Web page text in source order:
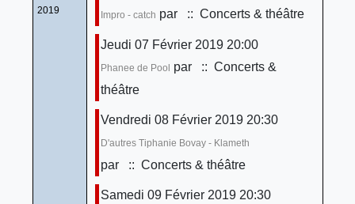
2019
Impro - catch par :: Concerts & théâtre
Jeudi 07 Février 2019 20:00
Phanee de Pool par
:: Concerts &
théâtre
Vendredi 08 Février 2019 20:30
D'autres Tiphanie Bovay - Klameth
par :: Concerts & théâtre
Samedi 09 Février 2019 20:30